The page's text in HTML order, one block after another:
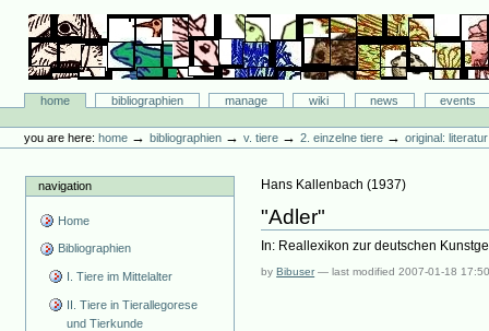
content.
navigation
Bibliographie-Portal
Sectionshome bibliographien manage wiki news
events
tools
you are here: home →bibliographien →v. tiere →2. einzelne tiere →original:
navigation
Home
Bibliographien
I. Tiere im Mittelalter
II. Tiere in Tierallegorese
und Tierkunde
Hans Kallenbach (1937)
"Adler"
In: Reallexikon zur deutschen
byBibuser —last modified2007-01-18